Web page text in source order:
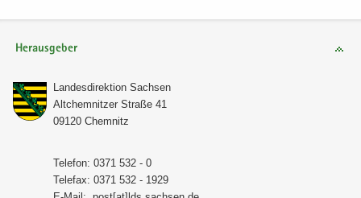
Herausgeber
Lan­des­di­rek­ti­on Sach­sen
Alt­chem­nit­zer Stra­ße 41
09120 Chem­nitz
Te­le­fon: 0371 532 - 0
Te­le­fax: 0371 532 - 1929